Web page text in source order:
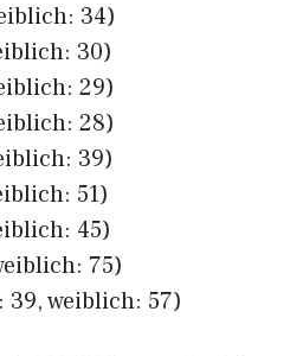
34)
30)
29)
28)
39)
51)
45)
75)
weiblich: 57)